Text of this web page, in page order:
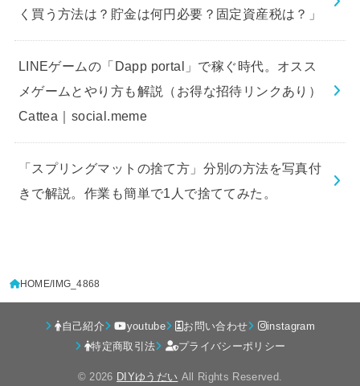
く買う方法は？貯金は何円必要？固定資産税は？」
LINEゲームの「Dapp portal」で稼ぐ時代。オスス
メゲームとやり方も解説（お得な招待リンクあり）
Cattea｜social.meme
「スプリングマットの捨て方」分別の方法を写真付
きで解説。作業も簡単で1人で捨ててみた。
HOME IMG_4868
自己紹介 youtube お問い合わせ
instagram
特定商取引法
プライバシーポリシー
© 2026 DIYゆうだい All Rights Reserved.